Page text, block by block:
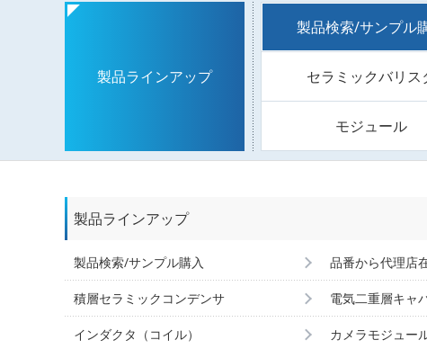
製品ラインアップ
製品検索/サンプル
セラミックバリス
モジュール
製品ラインアップ
製品検索/サンプル購入 品番から代理店
積層セラミックコンデンサ 電気二重層キャ
インダクタ（コイル） カメラモジュー